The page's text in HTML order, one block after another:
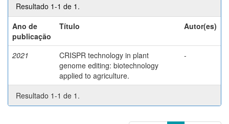
Resultado 1-1 de 1.
Ano de
publicação
Título Autor(es)
2021
CRISPR technology in plant
genome editing: biotechnology
applied to agriculture.
-
Resultado 1-1 de 1.